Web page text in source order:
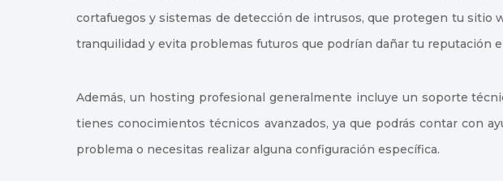
cortafuegos y sistemas de detección de intrusos, que protegen tu sitio
tranquilidad y evita problemas futuros que podrían dañar tu reputación
Además, un hosting profesional generalmente incluye un soporte
tienes conocimientos técnicos avanzados, ya que podrás contar con
problema o necesitas realizar alguna configuración específica.